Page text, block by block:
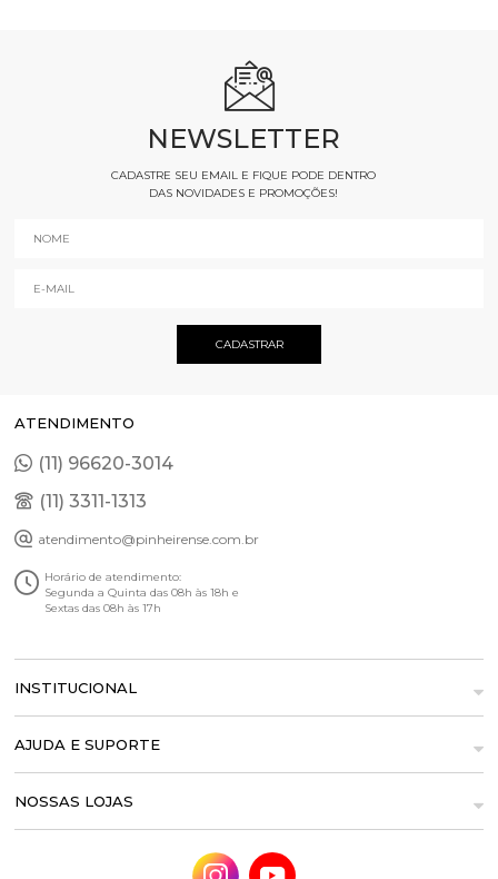
NEWSLETTER
CADASTRE SEU EMAIL E FIQUE PODE DENTRO
DAS NOVIDADES E PROMOÇÕES!
ATENDIMENTO
(11) 96620-3014
(11) 3311-1313
atendimento@pinheirense.com.br
Horário de atendimento:
Segunda a Quinta das 08h às 18h e
Sextas das 08h às 17h
INSTITUCIONAL
AJUDA E SUPORTE
NOSSAS LOJAS